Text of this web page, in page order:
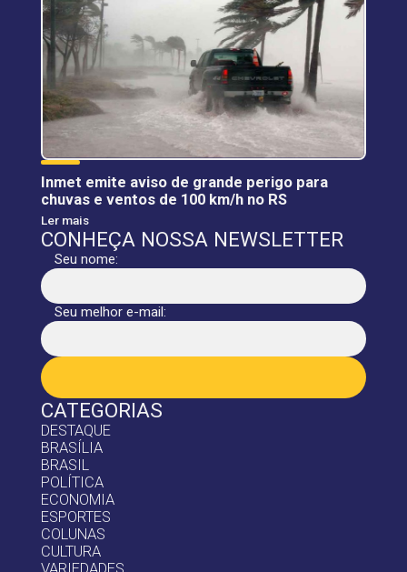
CATEGORIAS
DESTAQUE
BRASÍLIA
BRASIL
POLÍTICA
ECONOMIA
ESPORTES
COLUNAS
CULTURA
Inmet emite aviso de grande perigo para
chuvas e ventos de 100 km/h no RS
Ler mais
CONHEÇA NOSSA NEWSLETTER
Seu nome:
Seu melhor e-mail: